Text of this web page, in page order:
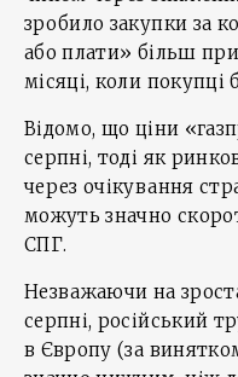
зробило закупки за
або плати» більш
місяці, коли покупці
Відомо, що ціни
серпні, тоді як
через очікування
можуть значно
СПГ.
Незважаючи на
серпні, російський
в Європу (за